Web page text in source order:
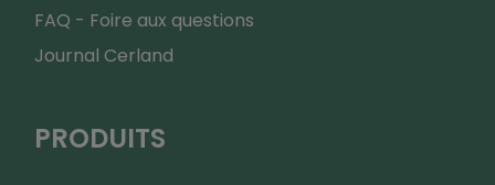
FAQ - Foire aux questions
Journal Cerland
PRODUITS